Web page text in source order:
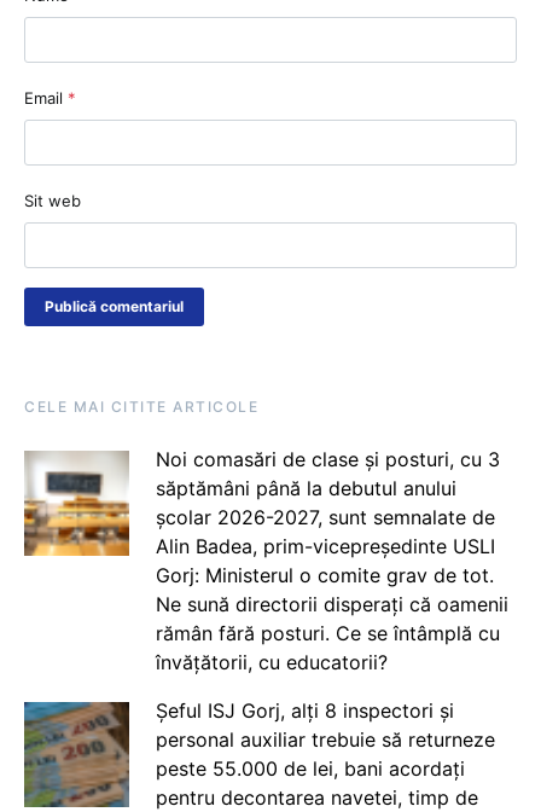
Email *
Sit web
CELE MAI CITITE ARTICOLE
Noi comasări de clase și posturi, cu 3
săptămâni până la debutul anului
școlar 2026-2027, sunt semnalate de
Alin Badea, prim-vicepreședinte USLI
Gorj: Ministerul o comite grav de tot.
Ne sună directorii disperați că oamenii
rămân fără posturi. Ce se întâmplă cu
învățătorii, cu educatorii?
Șeful ISJ Gorj, alți 8 inspectori și
personal auxiliar trebuie să returneze
peste 55.000 de lei, bani acordați
pentru decontarea navetei, timp de